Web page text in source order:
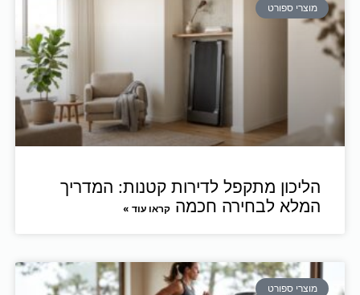
מוצרי ספורט
הליכון מתקפל לדירות קטנות: המדריך
המלא לבחירה חכמה קראו עוד »
מוצרי ספורט